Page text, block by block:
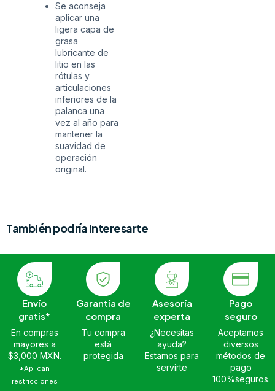
Se aconseja
aplicar una
ligera capa de
grasa
lubricante de
litio en las
rótulas y
articulaciones
inferiores de la
palanca una
vez al año para
mantener la
suavidad de
operación
original.
También podría interesarte
Envío
gratis*
En compras
mayores a
$3,000 MXN.
*Aplican
restricciones
Garantía de
compra
Tu compra
está
protegida
Asesoría
experta
¿Necesitas
ayuda?
Estamos para
servirte
Pago
seguro
Aceptamos
diversos
métodos de
pago
100%seguros.